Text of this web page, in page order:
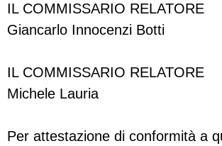
IL COMMISSARIO RELATORE
Giancarlo Innocenzi Botti
IL COMMISSARIO RELATORE
Michele Lauria
Per attestazione di conformità a